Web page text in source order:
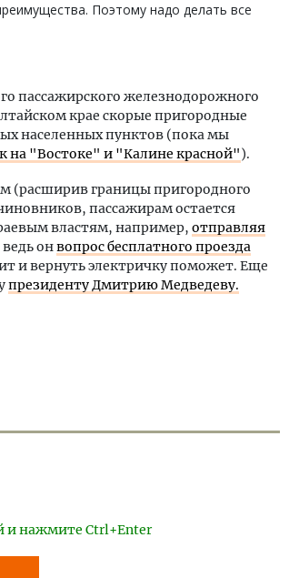
Поэтому надо делать все
пассажирского железнодорожного
крае скорые пригородные
населенных пунктов (пока мы
на "Востоке" и "Калине красной").
(расширив границы пригородного
пассажирам остается
властям, например, отправляя
онвопрос бесплатного проезда
и вернуть электричку поможет. Еще
президенту Дмитрию Медведеву.
и нажмите Ctrl+Enter